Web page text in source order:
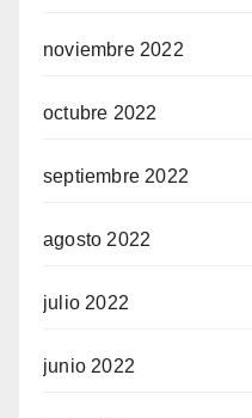
noviembre 2022
octubre 2022
septiembre 2022
agosto 2022
julio 2022
junio 2022